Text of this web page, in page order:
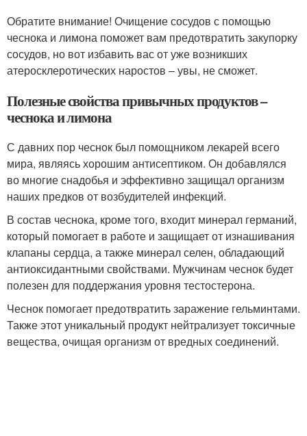
Обратите внимание! Очищение сосудов с помощью
чеснока и лимона поможет вам предотвратить закупорку
сосудов, но вот избавить вас от уже возникших
атеросклеротических наростов – увы, не сможет.
Полезные свойства привычных продуктов –
чеснока и лимона
С давних пор чеснок был помощником лекарей всего
мира, являясь хорошим антисептиком. Он добавлялся
во многие снадобья и эффективно защищал организм
наших предков от возбудителей инфекций.
В состав чеснока, кроме того, входит минерал германий,
который помогает в работе и защищает от изнашивания
клапаны сердца, а также минерал селен, обладающий
антиоксидантными свойствами. Мужчинам чеснок будет
полезен для поддержания уровня тестостерона.
Чеснок помогает предотвратить заражение гельминтами.
Также этот уникальный продукт нейтрализует токсичные
вещества, очищая организм от вредных соединений.